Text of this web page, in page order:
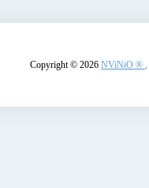
Copyright © 2026 NViNiO ® ,